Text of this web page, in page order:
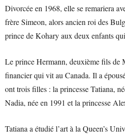
Divorcée en 1968, elle se remariera
frère Simeon, alors ancien roi des
prince de Kohary aux deux enfants
Le prince Hermann, deuxième fils de
financier qui vit au Canada. Il a
ont trois filles : la princesse Tatiana,
Nadia, née en 1991 et la princesse
Tatiana a étudié l’art à la Queen’s